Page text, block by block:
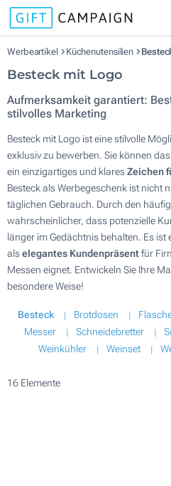
Werbeartikel Küchenutensilien
Besteck mit Logo
Aufmerksamkeit garantiert:
stilvolles Marketing
Besteck mit Logo ist eine stilvolle
exklusiv zu bewerben. Sie können
ein einzigartiges und klaresZeichen
Besteck als Werbegeschenk ist nicht
täglichen Gebrauch. Durch den
wahrscheinlicher, dass potenzielle
länger im Gedächtnis behalten. Es ist
alselegantes Kundenpräsentfür
Messen eignet. Entwickeln Sie Ihre
besondere Weise!
Besteck Brotdosen
Messer
Schneidebretter
Weinkühler
Weinset
16 Elemente